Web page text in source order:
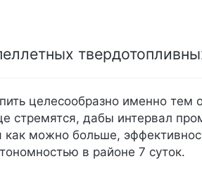
целесообразно именно тем
стремятся, дабы интервал
можно больше,
в районе 7 суток.